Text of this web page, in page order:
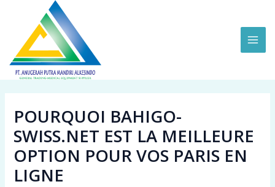
content
POURQUOI BAHIGO-
SWISS.NET EST LA MEILLEURE
OPTION POUR VOS PARIS EN
LIGNE